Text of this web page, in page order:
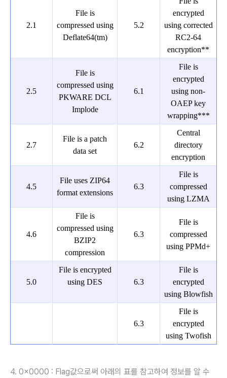
2.1
File is
compressed using
Deflate64(tm)
5.2
encrypted
using corrected
RC2-64
encryption**
2.5
File is
compressed using
PKWARE DCL
Implode
6.1
File is
encrypted
using non-
OAEP key
wrapping***
2.7
File is a patch
data set
6.2
Central
directory
encryption
4.5
File uses ZIP64
format extensions
6.3
File is
compressed
using LZMA
4.6
File is
compressed using
BZIP2
compression
6.3
File is
compressed
using PPMd+
5.0
File is encrypted
using DES
6.3
File is
encrypted
using Blowfish
6.3
File is
encrypted
using Twofish
4. 0x0000 : Flag값으로써 아래의 표를 참고하여 정보를 알 수